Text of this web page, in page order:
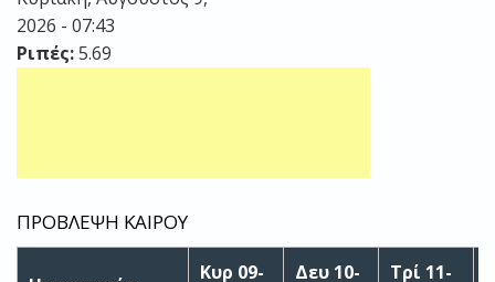
2026 - 07:43
Ριπές:5.69
ΠΡΟΒΛΕΨΗ ΚΑΙΡΟΥ
Κυρ 09-
Δευ 10-
Τρί 11-